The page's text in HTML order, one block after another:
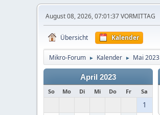
August 08, 2026, 07:01:37 VORMITTAG
Übersicht Kalender
Mikro-Forum ► Kalender ► Mai 2023
April 2023
So Mo Di Mi Do Fr Sa
1